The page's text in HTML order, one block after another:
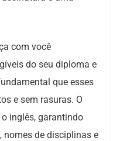
com você
do seu diploma e
que esses
e sem rasuras. O
inglês, garantindo
nomes de disciplinas e